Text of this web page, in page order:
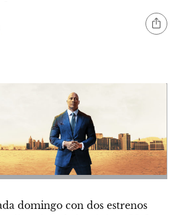
domingo con dos estrenos